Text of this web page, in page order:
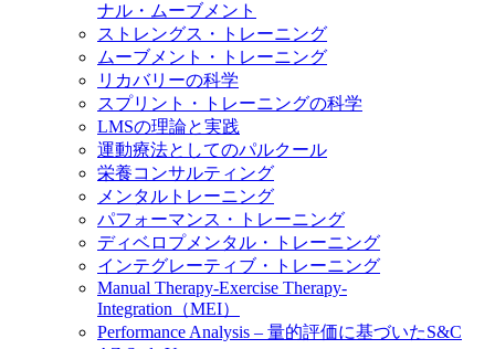
ナル・ムーブメント
ストレングス・トレーニング
ムーブメント・トレーニング
リカバリーの科学
スプリント・トレーニングの科学
LMSの理論と実践
運動療法としてのパルクール
栄養コンサルティング
メンタルトレーニング
パフォーマンス・トレーニング
ディベロプメンタル・トレーニング
インテグレーティブ・トレーニング
Manual Therapy-Exercise Therapy-
Integration（MEI）
Performance Analysis – 量的評価に基づいたS&C